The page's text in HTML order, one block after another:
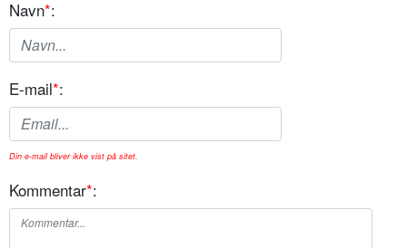
Navn*:
E-mail*:
Din e-mail bliver ikke vist på sitet.
Kommentar*: